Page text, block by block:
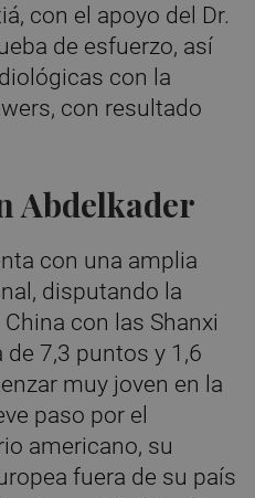
con el apoyo del Dr.
de esfuerzo, así
con la
con resultado
Abdelkader
con una amplia
disputando la
con las Shanxi
7,3 puntos y 1,6
muy joven en la
paso por el
americano, su
fuera de su país